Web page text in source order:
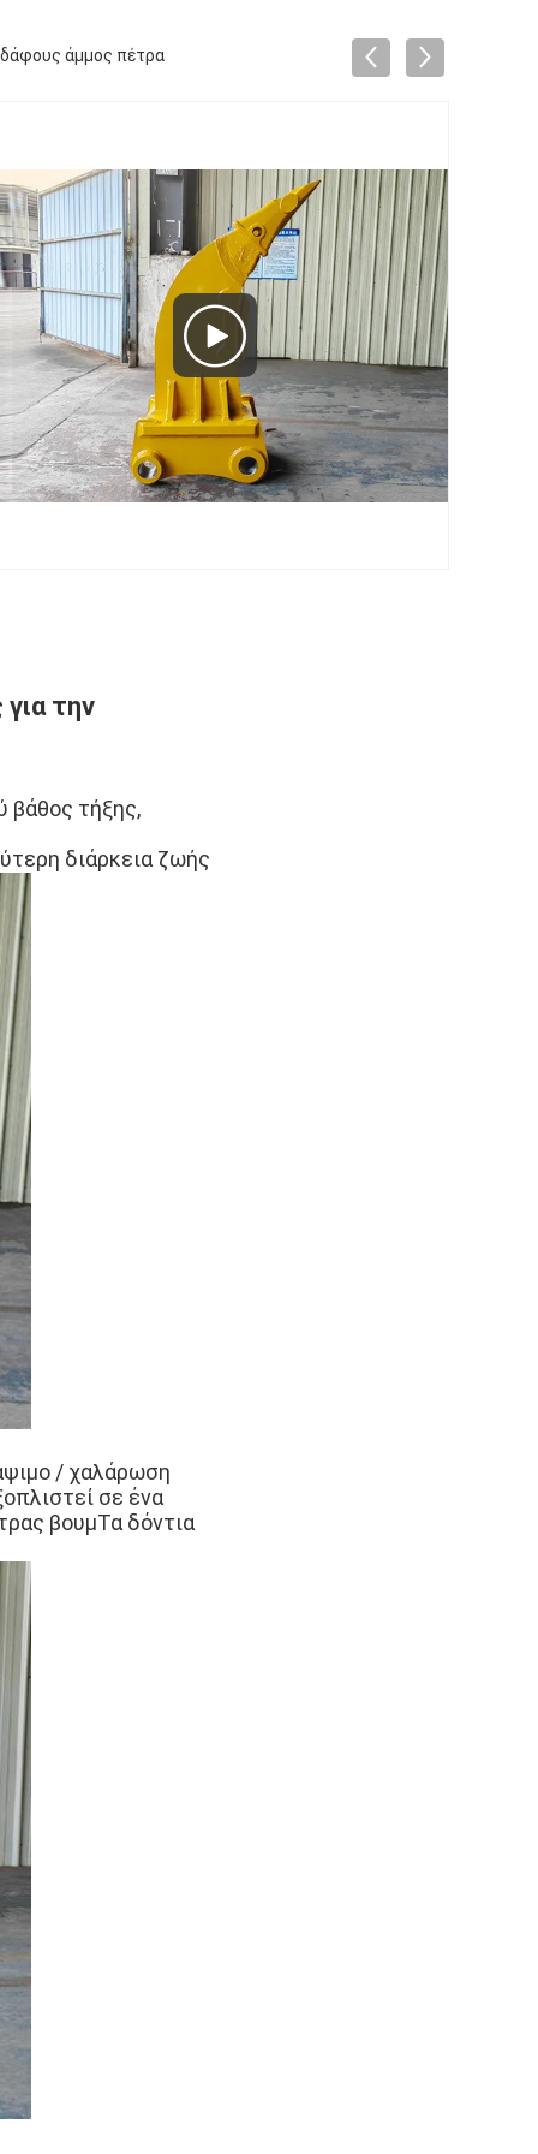
άμμος πέτρα
την
βάθος τήξης,
διάρκεια ζωής
/ χαλάρωση
σε ένα
βουμΤα δόντια